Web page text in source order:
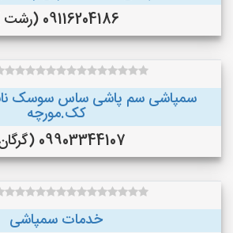
09116204186 (رشت )
کک.مورچه
09903344107 (گرگان )
خدمات سمپاشی